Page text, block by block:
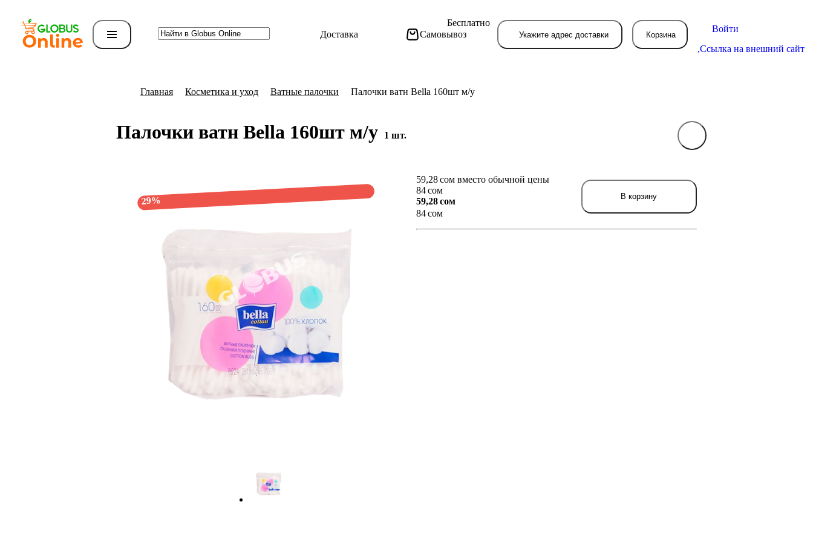
Доставка Самовывоз
Бесплатно
Укажите адрес доставки Корзина
Войти
,Ссылка на внешний сайт
Главная Косметика и уход Ватные палочки Палочки ватн Bella 160шт м/у
Палочки ватн Bella 160шт м/у 1 шт.
29%
59,28 сом вместо обычной цены
84 сом
59,28 сом
84 сом
В корзину
Тут появятся товары, которые вы закажете.